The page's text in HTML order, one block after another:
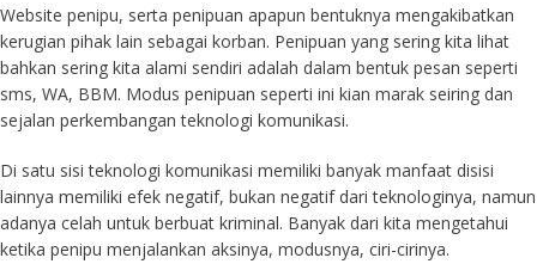
Website penipu, serta penipuan apapun bentuknya mengakibatkan
kerugian pihak lain sebagai korban. Penipuan yang sering kita lihat
bahkan sering kita alami sendiri adalah dalam bentuk pesan seperti
sms, WA, BBM. Modus penipuan seperti ini kian marak seiring dan
sejalan perkembangan teknologi komunikasi.
Di satu sisi teknologi komunikasi memiliki banyak manfaat disisi
lainnya memiliki efek negatif, bukan negatif dari teknologinya, namun
adanya celah untuk berbuat kriminal. Banyak dari kita mengetahui
ketika penipu menjalankan aksinya, modusnya, ciri-cirinya.